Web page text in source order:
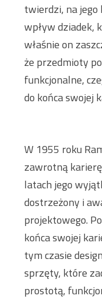
twierdzi, na jego
wpływ dziadek,
właśnie on
że przedmioty
funkcjonalne,
do końca swojej
W 1955 roku
zawrotną
latach jego
dostrzeżony i
projektowego.
końca swojej
tym czasie
sprzęty, które
prostotą,